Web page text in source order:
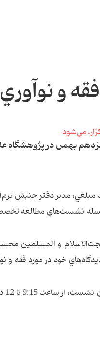
و نوآوري
بهمن‌ در پژوهشگاه
مبلغي، مدير دفتر جنبش
نشست‌هاي مطالعه
و المسلمين
خود در مورد فقه